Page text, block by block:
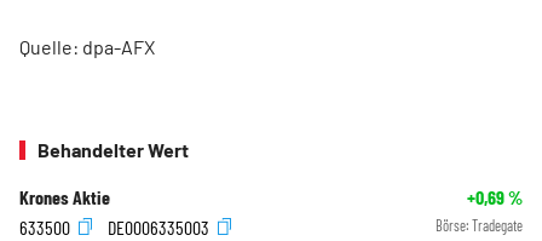
Quelle: dpa-AFX
Behandelter Wert
Krones Aktie +0,69%
633500
DE0006335003 Börse: Tradegate